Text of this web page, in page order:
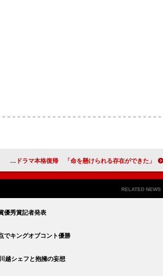
黒木メイサ、出産経てドラマ本格復帰 「命を懸けられる存在ができた」
RELATED NEWS
優秀賞記者発表
でキングオブコント優勝
越シェフと抱擁の妄想